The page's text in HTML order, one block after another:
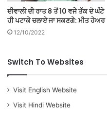
ਦੀਵਾਲੀ ਦੀ ਰਾਤ 8 ਤੋਂ 10 ਵਜੇ ਤੱਕ ਦੋ ਘੰਟੇ
ਹੀ ਪਟਾਕੇ ਚਲਾਏ ਜਾ ਸਕਣਗੇ: ਮੀਤ ਹੇਅਰ
12/10/2022
Switch To Websites
Visit English Website
Visit Hindi Website